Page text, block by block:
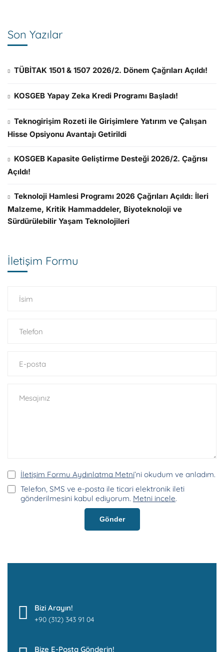
Son Yazılar
TÜBİTAK 1501 & 1507 2026/2. Dönem Çağrıları Açıldı!
KOSGEB Yapay Zeka Kredi Programı Başladı!
Teknogirişim Rozeti ile Girişimlere Yatırım ve Çalışan
Hisse Opsiyonu Avantajı Getirildi
KOSGEB Kapasite Geliştirme Desteği 2026/2. Çağrısı
Açıldı!
Teknoloji Hamlesi Programı 2026 Çağrıları Açıldı: İleri
Malzeme, Kritik Hammaddeler, Biyoteknoloji ve
Sürdürülebilir Yaşam Teknolojileri
İletişim Formu
İletişim Formu Aydınlatma Metni’ni okudum ve anladım.
Telefon, SMS ve e-posta ile ticari elektronik ileti
gönderilmesini kabul ediyorum. Metni incele.
Gönder
Bizi Arayın!
+90 (312) 343 91 04
Bize E-Posta Gönderin!